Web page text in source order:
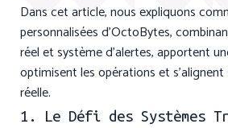
Dans cet article, nous expliquons
personnalisées d’OctoBytes,
réel et système d’alertes, apportent
optimisent les opérations et
réelle.
1. Le Défi des Systèmes